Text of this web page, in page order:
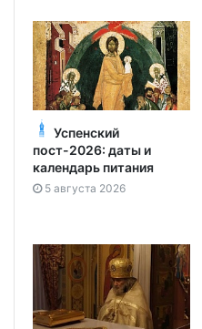
Успенский
пост-2026: даты и
календарь питания
5 августа 2026